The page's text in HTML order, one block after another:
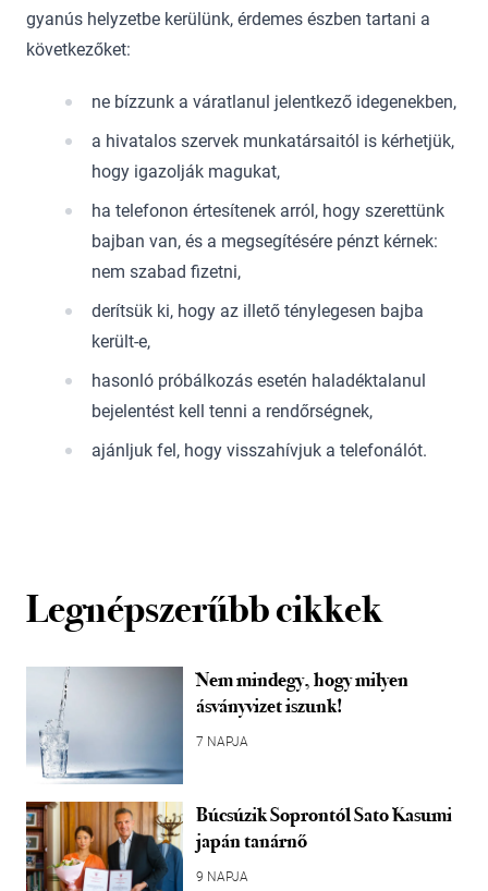
gyanús helyzetbe kerülünk, érdemes észben tartani a
következőket:
ne bízzunk a váratlanul jelentkező idegenekben,
a hivatalos szervek munkatársaitól is kérhetjük,
hogy igazolják magukat,
ha telefonon értesítenek arról, hogy szerettünk
bajban van, és a megsegítésére pénzt kérnek:
nem szabad fizetni,
derítsük ki, hogy az illető ténylegesen bajba
került-e,
hasonló próbálkozás esetén haladéktalanul
bejelentést kell tenni a rendőrségnek,
ajánljuk fel, hogy visszahívjuk a telefonálót.
Legnépszerűbb cikkek
Nem mindegy, hogy milyen
ásványvizet iszunk!
7 NAPJA
Búcsúzik Soprontól Sato Kasumi
japán tanárnő
9 NAPJA